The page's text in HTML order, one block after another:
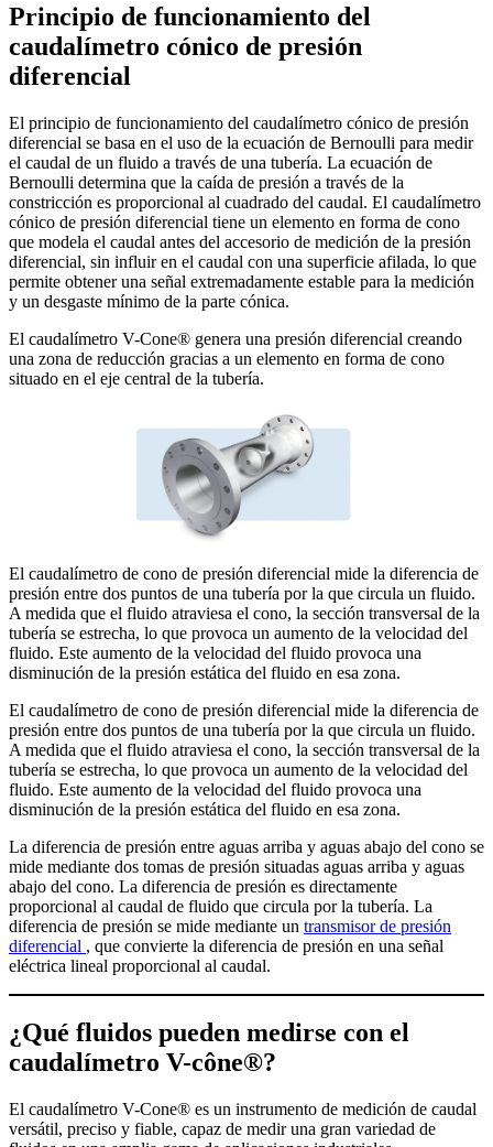
Principio de funcionamiento del
caudalímetro cónico de presión
diferencial
El principio de funcionamiento del caudalímetro cónico de presión
diferencial se basa en el uso de la ecuación de Bernoulli para medir
el caudal de un fluido a través de una tubería. La ecuación de
Bernoulli determina que la caída de presión a través de la
constricción es proporcional al cuadrado del caudal. El caudalímetro
cónico de presión diferencial tiene un elemento en forma de cono
que modela el caudal antes del accesorio de medición de la presión
diferencial, sin influir en el caudal con una superficie afilada, lo que
permite obtener una señal extremadamente estable para la medición
y un desgaste mínimo de la parte cónica.
El caudalímetro V-Cone® genera una presión diferencial creando
una zona de reducción gracias a un elemento en forma de cono
situado en el eje central de la tubería.
El caudalímetro de cono de presión diferencial mide la diferencia de
presión entre dos puntos de una tubería por la que circula un fluido.
A medida que el fluido atraviesa el cono, la sección transversal de la
tubería se estrecha, lo que provoca un aumento de la velocidad del
fluido. Este aumento de la velocidad del fluido provoca una
disminución de la presión estática del fluido en esa zona.
El caudalímetro de cono de presión diferencial mide la diferencia de
presión entre dos puntos de una tubería por la que circula un fluido.
A medida que el fluido atraviesa el cono, la sección transversal de la
tubería se estrecha, lo que provoca un aumento de la velocidad del
fluido. Este aumento de la velocidad del fluido provoca una
disminución de la presión estática del fluido en esa zona.
La diferencia de presión entre aguas arriba y aguas abajo del cono se
mide mediante dos tomas de presión situadas aguas arriba y aguas
abajo del cono. La diferencia de presión es directamente
proporcional al caudal de fluido que circula por la tubería. La
diferencia de presión se mide mediante un transmisor de presión
diferencial , que convierte la diferencia de presión en una señal
eléctrica lineal proporcional al caudal.
¿Qué fluidos pueden medirse con el
caudalímetro V-cône®?
El caudalímetro V-Cone® es un instrumento de medición de caudal
versátil, preciso y fiable, capaz de medir una gran variedad de